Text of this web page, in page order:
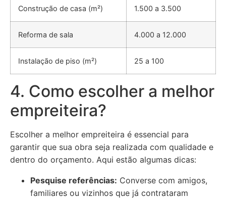
Construção de casa (m²) 1.500 a 3.500
Reforma de sala 4.000 a 12.000
Instalação de piso (m²) 25 a 100
4. Como escolher a melhor
empreiteira?
Escolher a melhor empreiteira é essencial para
garantir que sua obra seja realizada com qualidade e
dentro do orçamento. Aqui estão algumas dicas:
Pesquise referências: Converse com amigos,
familiares ou vizinhos que já contrataram